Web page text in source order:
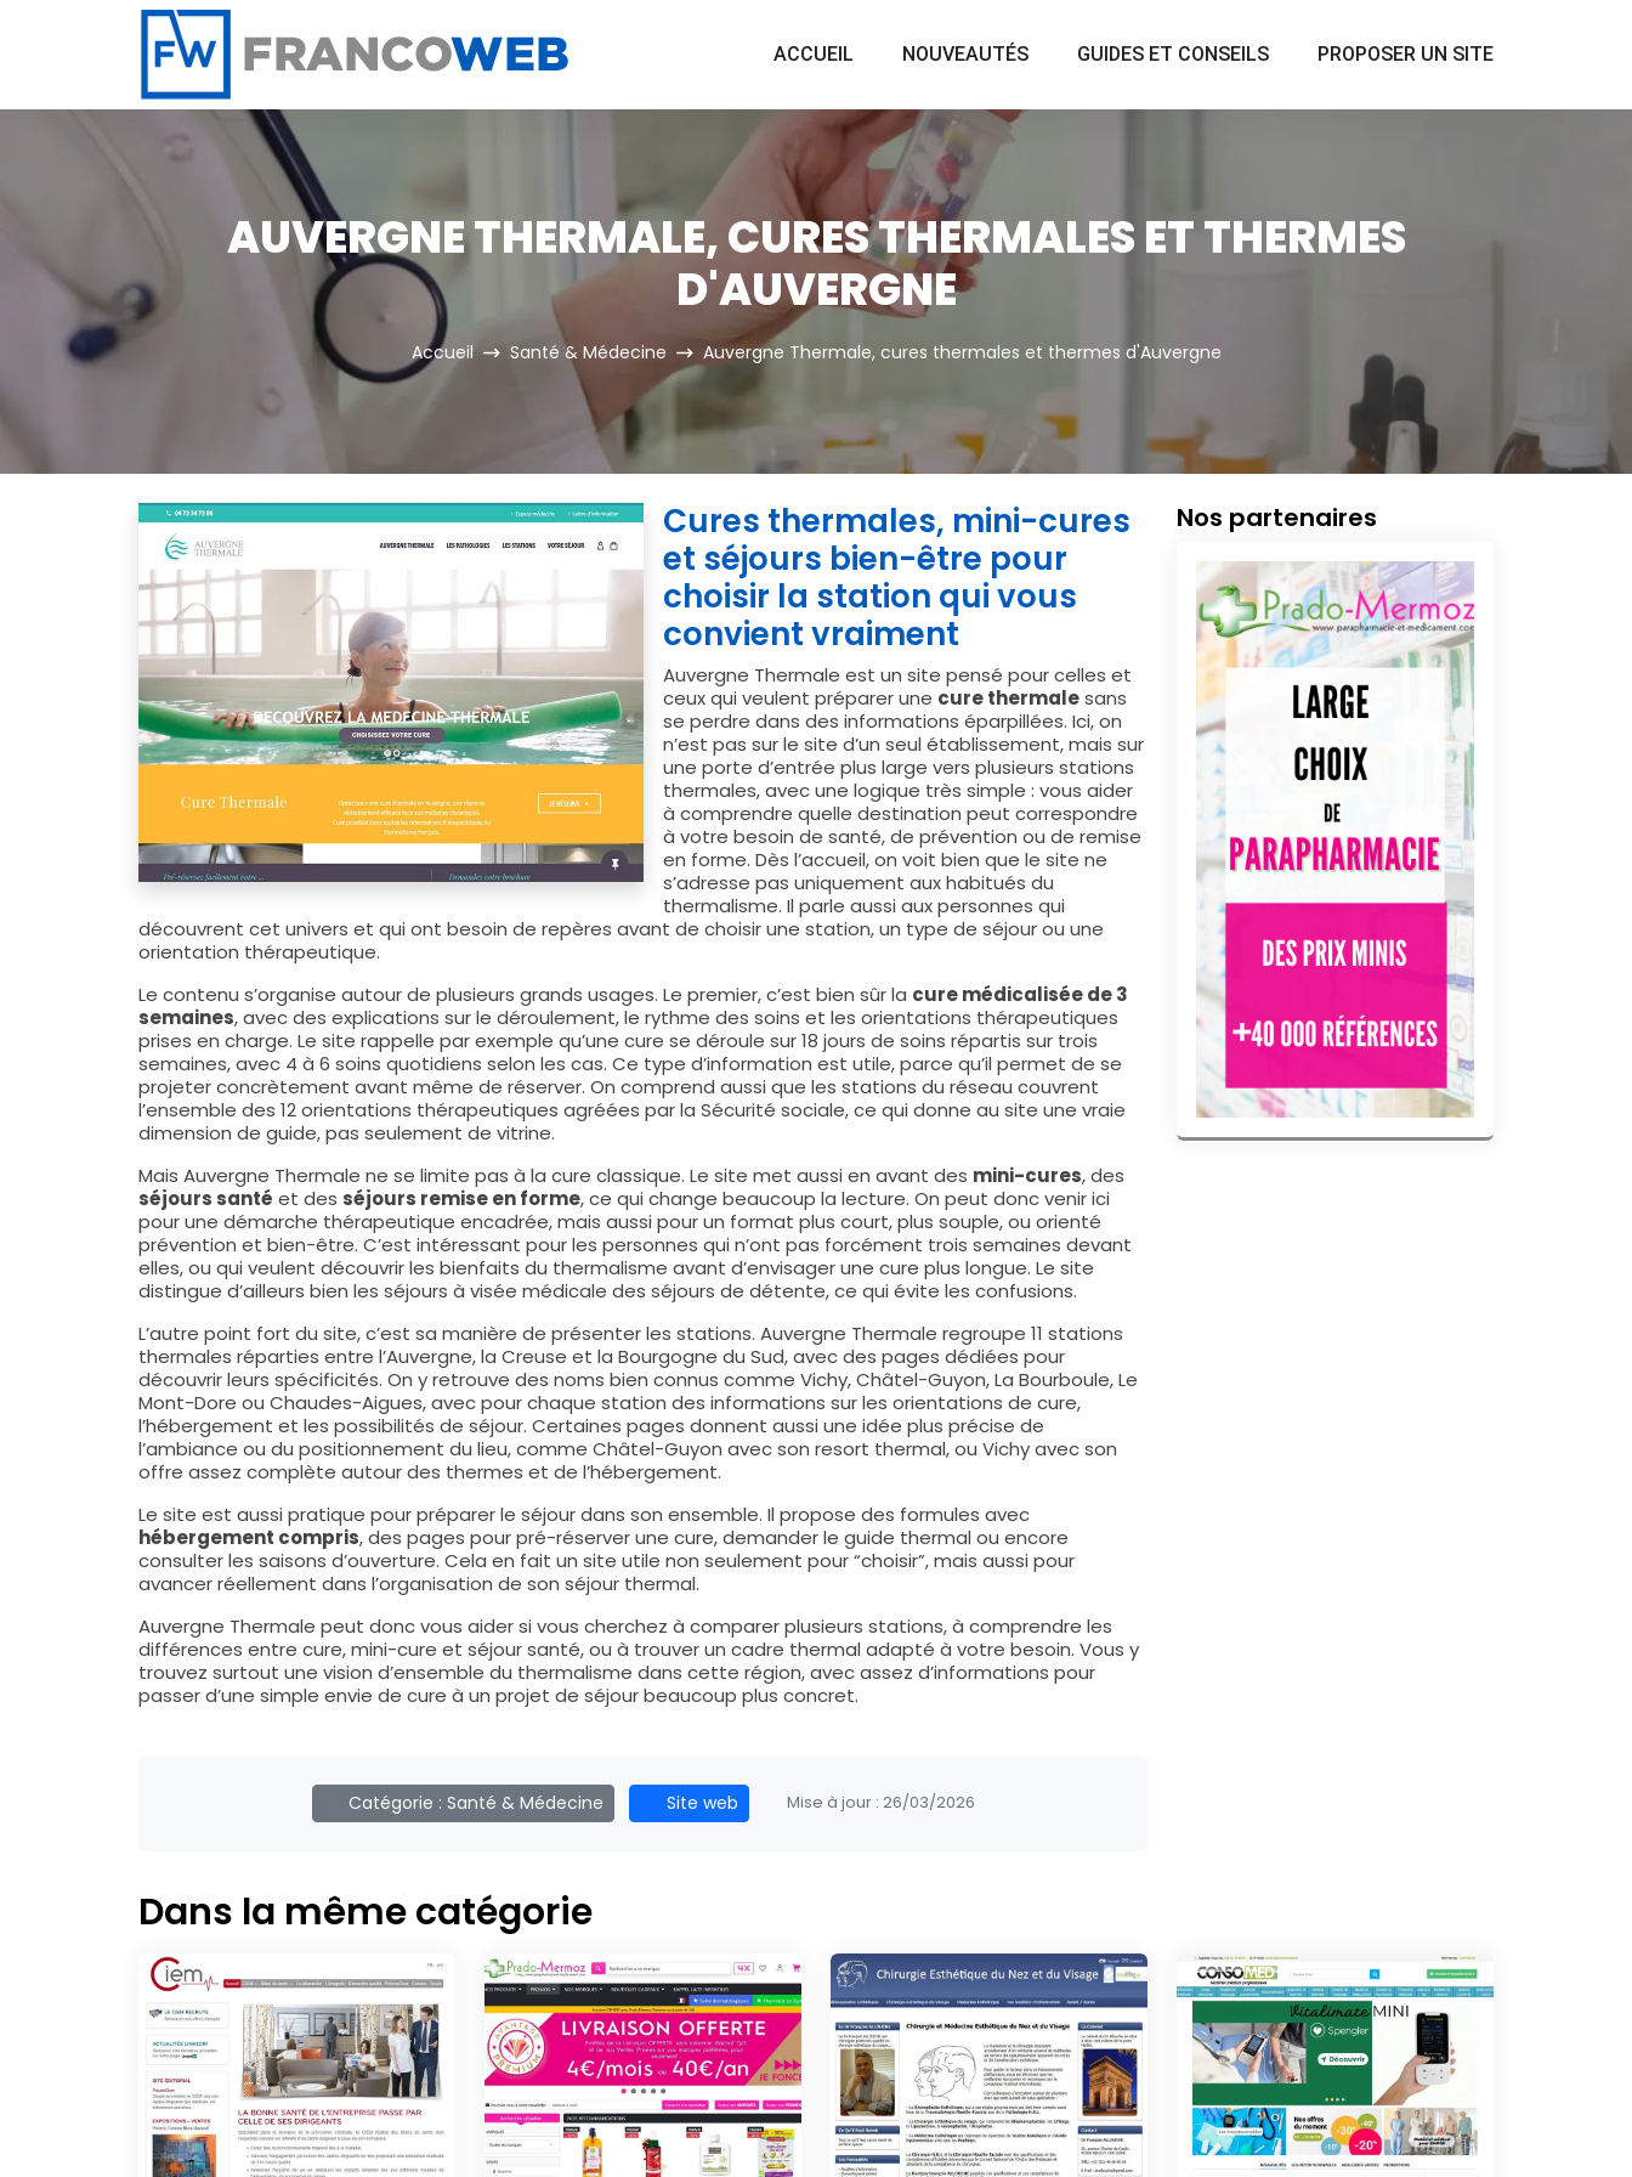
Panneau de gestion des cookies
ACCUEIL NOUVEAUTÉS GUIDES ET CONSEILS PROPOSER UN SITE
AUVERGNE THERMALE, CURES THERMALES ET THERMES
D'AUVERGNE
Accueil Santé & Médecine Auvergne Thermale, cures thermales et thermes d'Auvergne
Cures thermales, mini-cures
et séjours bien-être pour
choisir la station qui vous
convient vraiment
Auvergne Thermale est un site pensé pour celles et
ceux qui veulent préparer une cure thermalesans
se perdre dans des informations éparpillées. Ici, on
n’est pas sur le site d’un seul établissement, mais sur
une porte d’entrée plus large vers plusieurs stations
thermales, avec une logique très simple : vous aider
à comprendre quelle destination peut correspondre
à votre besoin de santé, de prévention ou de remise
en forme. Dès l’accueil, on voit bien que le site ne
s’adresse pas uniquement aux habitués du
thermalisme. Il parle aussi aux personnes qui
découvrent cet univers et qui ont besoin de repères avant de choisir une station, un type de séjour ou une
orientation thérapeutique.
Le contenu s’organise autour de plusieurs grands usages. Le premier, c’est bien sûr la cure médicalisée de 3
semaines, avec des explications sur le déroulement, le rythme des soins et les orientations thérapeutiques
prises en charge. Le site rappelle par exemple qu’une cure se déroule sur 18 jours de soins répartis sur trois
semaines, avec 4 à 6 soins quotidiens selon les cas. Ce type d’information est utile, parce qu’il permet de se
projeter concrètement avant même de réserver. On comprend aussi que les stations du réseau couvrent
l’ensemble des 12 orientations thérapeutiques agréées par la Sécurité sociale, ce qui donne au site une vraie
dimension de guide, pas seulement de vitrine.
Mais Auvergne Thermale ne se limite pas à la cure classique. Le site met aussi en avant des mini-cures, des
séjours santé et des séjours remise en forme, ce qui change beaucoup la lecture. On peut donc venir ici
pour une démarche thérapeutique encadrée, mais aussi pour un format plus court, plus souple, ou orienté
prévention et bien-être. C’est intéressant pour les personnes qui n’ont pas forcément trois semaines devant
elles, ou qui veulent découvrir les bienfaits du thermalisme avant d’envisager une cure plus longue. Le site
distingue d’ailleurs bien les séjours à visée médicale des séjours de détente, ce qui évite les confusions.
L’autre point fort du site, c’est sa manière de présenter les stations. Auvergne Thermale regroupe 11 stations
thermales réparties entre l’Auvergne, la Creuse et la Bourgogne du Sud, avec des pages dédiées pour
découvrir leurs spécificités. On y retrouve des noms bien connus comme Vichy, Châtel-Guyon, La Bourboule, Le
Mont-Dore ou Chaudes-Aigues, avec pour chaque station des informations sur les orientations de cure,
l’hébergement et les possibilités de séjour. Certaines pages donnent aussi une idée plus précise de
l’ambiance ou du positionnement du lieu, comme Châtel-Guyon avec son resort thermal, ou Vichy avec son
offre assez complète autour des thermes et de l’hébergement.
Le site est aussi pratique pour préparer le séjour dans son ensemble. Il propose des formules avec
hébergement compris, des pages pour pré-réserver une cure, demander le guide thermal ou encore
consulter les saisons d’ouverture. Cela en fait un site utile non seulement pour “choisir”, mais aussi pour
avancer réellement dans l’organisation de son séjour thermal.
Auvergne Thermale peut donc vous aider si vous cherchez à comparer plusieurs stations, à comprendre les
différences entre cure, mini-cure et séjour santé, ou à trouver un cadre thermal adapté à votre besoin. Vous y
trouvez surtout une vision d’ensemble du thermalisme dans cette région, avec assez d’informations pour
passer d’une simple envie de cure à un projet de séjour beaucoup plus concret.
Catégorie : Santé & Médecine Site web Mise à jour : 26/03/2026
Nos partenaires
Dans la même catégorie